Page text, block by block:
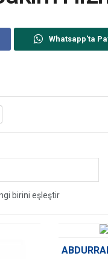
Whatsapp'ta
birini eşleştir